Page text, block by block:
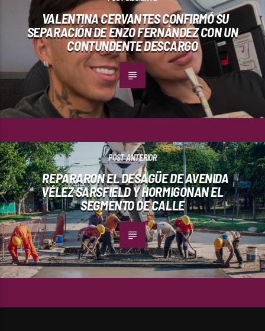
VALENTINA CERVANTES CONFIRMÓ SU
SEPARACIÓN DE ENZO FERNÁNDEZ CON UN
CONTUNDENTE DESCARGO
POST ANTERIOR
REPARARON EL DESAGÜE DE AVENIDA
VÉLEZ SARSFIELD Y HORMIGONAN EL
SEGMENTO DE CALLE